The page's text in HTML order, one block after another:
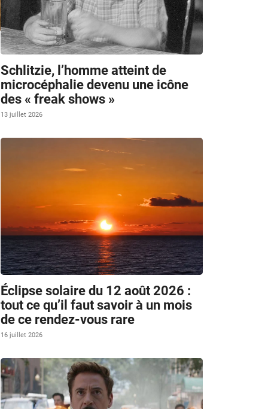
Schlitzie, l’homme atteint de
microcéphalie devenu une icône
des « freak shows »
13 juillet 2026
Éclipse solaire du 12 août 2026 :
tout ce qu’il faut savoir à un mois
de ce rendez-vous rare
16 juillet 2026